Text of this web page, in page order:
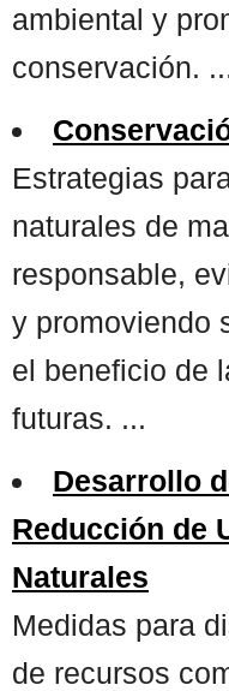
ambiental y
conservación.
Estrategias
naturales de
responsable,
y promoviendo
el beneficio de
futuras. ...
Desarrollo
Reducción de
Naturales
Medidas para
de recursos